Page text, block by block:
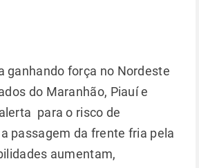
ganhando força no Nordeste
do Maranhão, Piauí e
para o risco de
passagem da frente fria pela
aumentam,